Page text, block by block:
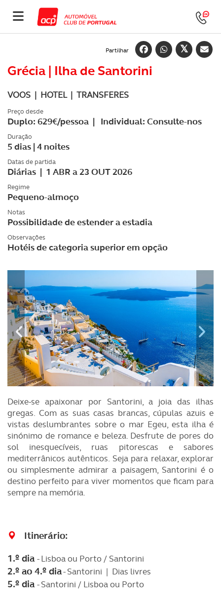
Partilhar
Grécia | Ilha de Santorini
VOOS | HOTEL | TRANSFERES
Preço desde
Duplo: 629€/pessoa | Individual: Consulte-nos
Duração
5 dias | 4 noites
Datas de partida
Diárias | 1 ABR a 23 OUT 2026
Regime
Pequeno-almoço
Notas
Possibilidade de estender a estadia
Observações
Hotéis de categoria superior em opção
Deixe-se apaixonar por Santorini, a joia das ilhas
gregas. Com as suas casas brancas, cúpulas azuis e
vistas deslumbrantes sobre o mar Egeu, esta ilha é
sinónimo de romance e beleza. Desfrute de pores do
sol inesquecíveis, ruas pitorescas e sabores
mediterrânicos autênticos. Seja para relaxar, explorar
ou simplesmente admirar a paisagem, Santorini é o
destino perfeito para viver momentos que ficam para
sempre na memória.
Itinerário:
1.º dia- Lisboa ou Porto / Santorini
2.º ao 4.º dia- Santorini | Dias livres
5.º dia- Santorini / Lisboa ou Porto